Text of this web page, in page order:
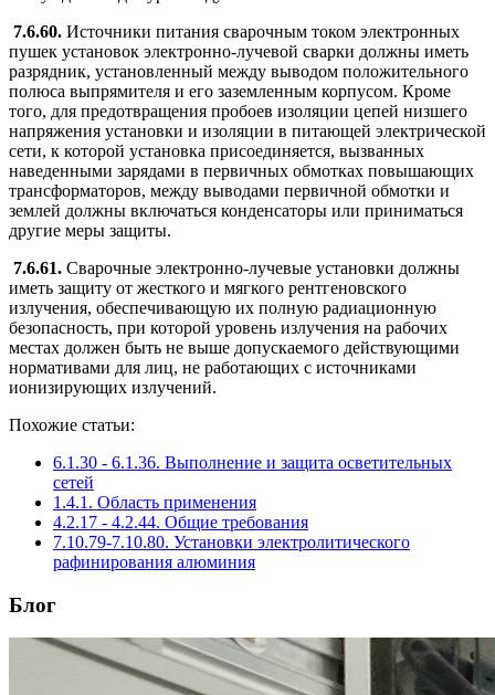
7.6.60. Источники питания сварочным током электронных
пушек установок электронно-лучевой сварки должны иметь
разрядник, установленный между выводом положительного
полюса выпрямителя и его заземленным корпусом. Кроме
того, для предотвращения пробоев изоляции цепей низшего
напряжения установки и изоляции в питающей электрической
сети, к которой установка присоединяется, вызванных
наведенными зарядами в первичных обмотках повышающих
трансформаторов, между выводами первичной обмотки и
землей должны включаться конденсаторы или приниматься
другие меры защиты.
7.6.61. Сварочные электронно-лучевые установки должны
иметь защиту от жесткого и мягкого рентгеновского
излучения, обеспечивающую их полную радиационную
безопасность, при которой уровень излучения на рабочих
местах должен быть не выше допускаемого действующими
нормативами для лиц, не работающих с источниками
ионизирующих излучений.
Похожие статьи:
6.1.30 - 6.1.36. Выполнение и защита осветительных
сетей
1.4.1. Область применения
4.2.17 - 4.2.44. Общие требования
7.10.79-7.10.80. Установки электролитического
рафинирования алюминия
Блог